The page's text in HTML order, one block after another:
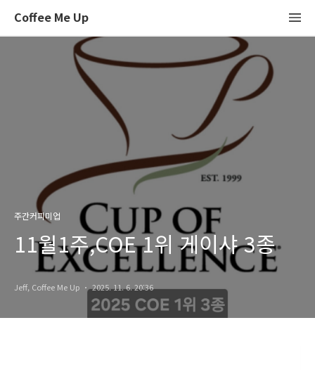
Coffee Me Up
주간커피미업
11월1주,COE 1위 게이샤 3종
Jeff, Coffee Me Up 2025. 11. 6. 20:36